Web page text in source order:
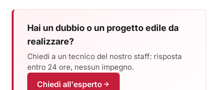
Hai un dubbio o un progetto edile da
realizzare?
Chiedi a un tecnico del nostro staff: risposta
entro 24 ore, nessun impegno.
Chiedi all'esperto